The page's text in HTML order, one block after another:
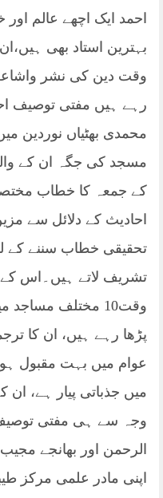
احمد ایک اچھے عالم
بہترین استاد بھی
وقت دین کی نشر
رہے ہیں مفتی توصیف
محمدی بھٹیاں نوردین
مسجد کی جگہ ان کے
کے جمعہ کا خطاب
احادیث کے دلائل سے
تحقیقی خطاب سننے کے
تشریف لاتے ہیں۔اس
وقت10 مختلف
پڑھا رہے ہیں، ان کا
عوام میں بہت مقبول ہو
میں جذباتی پیار ہے،
وجہ سے ہی مفتی توصیف
الرحمن اور بھانجے
اپنی مادر علمی مرکز